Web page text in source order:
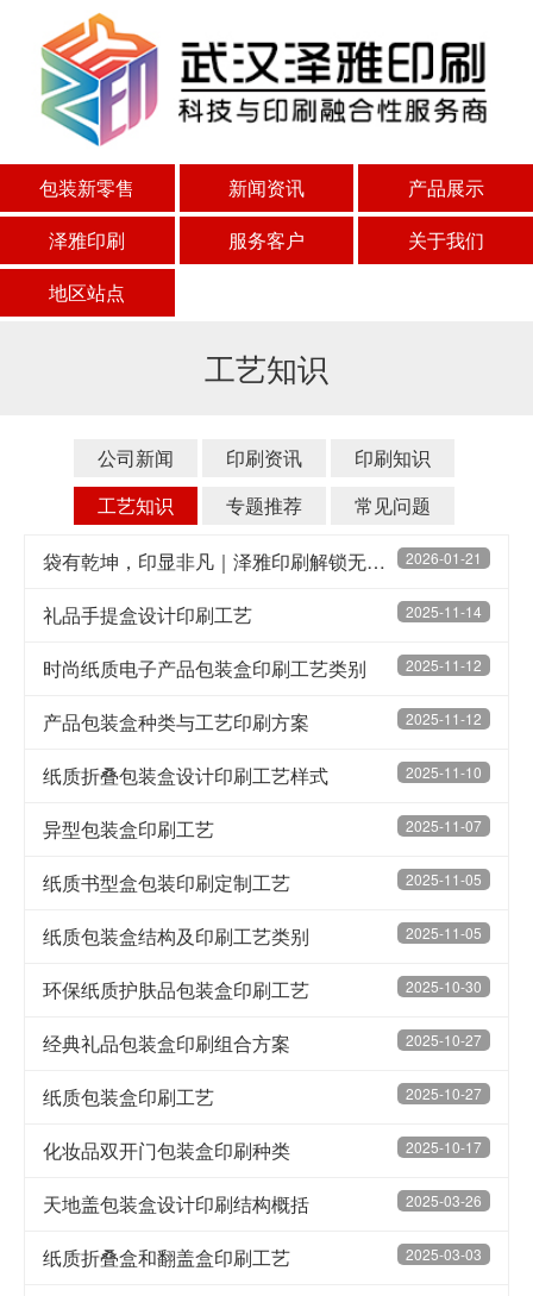
包装新零售 新闻资讯
产品展示
泽雅印刷
服务客户
关于我们
地区站点
工艺知识
公司新闻 印刷资讯
印刷知识
工艺知识
专题推荐 常见问题
2026-01-21
袋有乾坤，印显非凡｜泽雅印刷解锁无纺布袋五大核心工艺
2025-11-14
礼品手提盒设计印刷工艺
2025-11-12
时尚纸质电子产品包装盒印刷工艺类别
2025-11-12
产品包装盒种类与工艺印刷方案
2025-11-10
纸质折叠包装盒设计印刷工艺样式
2025-11-07
异型包装盒印刷工艺
2025-11-05
纸质书型盒包装印刷定制工艺
2025-11-05
纸质包装盒结构及印刷工艺类别
2025-10-30
环保纸质护肤品包装盒印刷工艺
2025-10-27
经典礼品包装盒印刷组合方案
2025-10-27
纸质包装盒印刷工艺
2025-10-17
化妆品双开门包装盒印刷种类
2025-03-26
天地盖包装盒设计印刷结构概括
2025-03-03
纸质折叠盒和翻盖盒​印刷工艺